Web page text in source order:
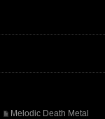
Melodic Death Metal